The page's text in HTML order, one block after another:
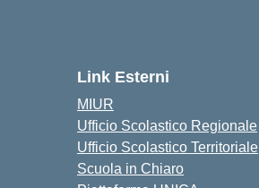
Link Esterni
MIUR
Ufficio Scolastico Regionale
Ufficio Scolastico Territoriale
Scuola in Chiaro